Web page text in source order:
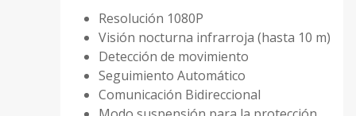
Resolución 1080P
Visión nocturna infrarroja (hasta 10 m)
Detección de movimiento
Seguimiento Automático
Comunicación Bidireccional